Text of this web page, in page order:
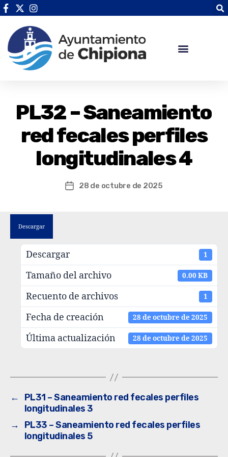
PL32 – Saneamiento
red fecales perfiles
longitudinales 4
28 de octubre de 2025
Descargar
Descargar 1
Tamaño del archivo 0.00 KB
Recuento de archivos 1
Fecha de creación 28 de octubre de 2025
Última actualización 28 de octubre de 2025
←
PL31 – Saneamiento red fecales perfiles
longitudinales 3
→
PL33 – Saneamiento red fecales perfiles
longitudinales 5